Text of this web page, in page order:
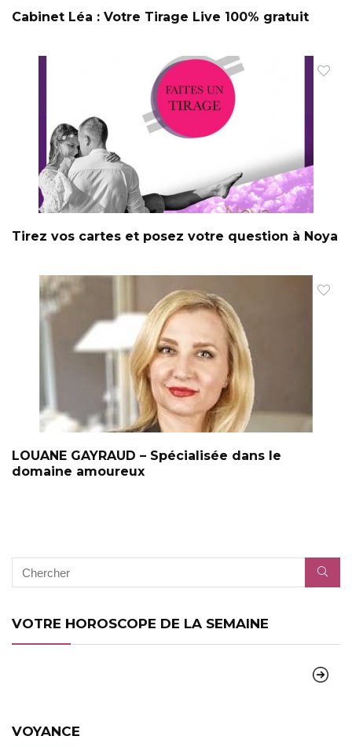
Cabinet Léa : Votre Tirage Live 100% gratuit
Tirez vos cartes et posez votre question à Noya
LOUANE GAYRAUD – Spécialisée dans le
domaine amoureux
VOTRE HOROSCOPE DE LA SEMAINE
VOYANCE